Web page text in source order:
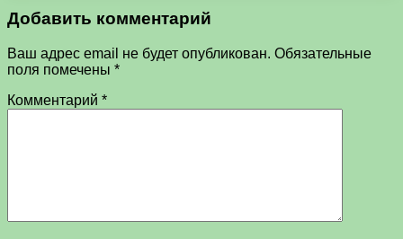
Добавить комментарий
Ваш адрес email не будет опубликован. Обязательные
поля помечены *
Комментарий *